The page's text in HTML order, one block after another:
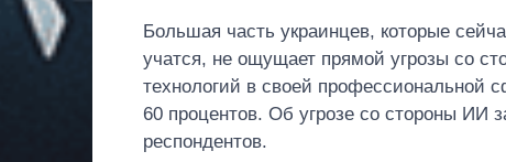
Большая часть украинцев, которые
учатся, не ощущает прямой угрозы со
технологий в своей профессиональной
60 процентов. Об угрозе со стороны ИИ
респондентов.